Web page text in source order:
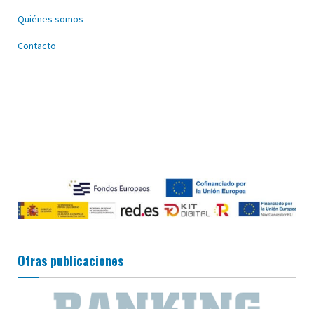
Quiénes somos
Contacto
Otras publicaciones